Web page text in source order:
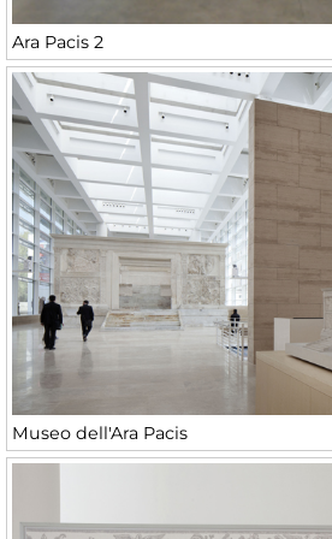
Ara Pacis 2
Museo dell'Ara Pacis